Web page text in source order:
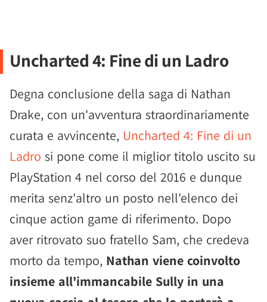
Uncharted 4: Fine di un Ladro
Degna conclusione della saga di Nathan
Drake, con un'avventura straordinariamente
curata e avvincente, Uncharted 4: Fine di un
Ladro si pone come il miglior titolo uscito su
PlayStation 4 nel corso del 2016 e dunque
merita senz'altro un posto nell'elenco dei
cinque action game di riferimento. Dopo
aver ritrovato suo fratello Sam, che credeva
morto da tempo, Nathan viene coinvolto
insieme all'immancabile Sully in una